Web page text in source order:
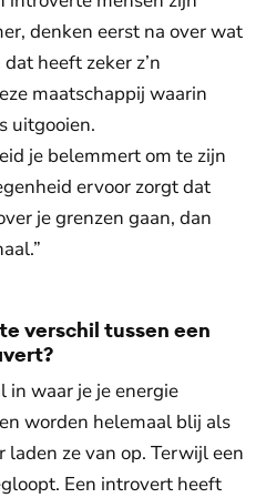
denken eerst na over wat
heeft zeker z’n
maatschappij waarin
uitgooien.
je belemmert om te zijn
ervoor zorgt dat
je grenzen gaan, dan
verschil tussen een
in waar je je energie
worden helemaal blij als
laden ze van op. Terwijl een
Een introvert heeft